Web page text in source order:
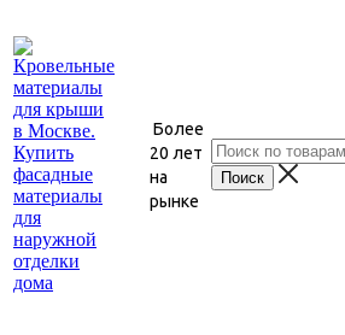
Более
20 лет
на
рынке